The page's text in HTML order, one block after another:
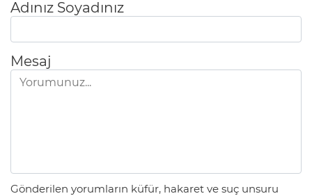
Adınız Soyadınız
Mesaj
Gönderilen yorumların küfür, hakaret ve suç unsuru